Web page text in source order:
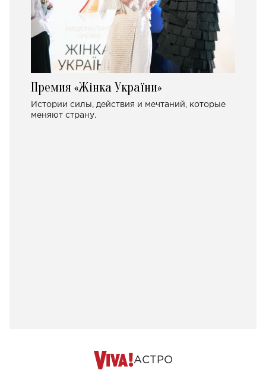
Премия «Жінка України»
Истории силы, действия и мечтаний, которые
меняют страну.
АСТРО